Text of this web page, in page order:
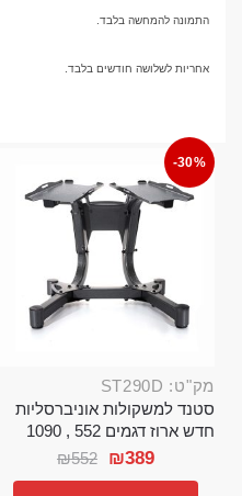
התמונה להמחשה בלבד.
אחריות לשלושה חודשים בלבד.
-30%
מק"ט: ST290D
סטנד למשקולות אוניברסליות
חדש ארוז דגמים 552 , 1090
₪552 ₪389